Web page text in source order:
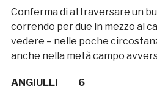
Conferma di attraversare un
correndo per due in mezzo al
vedere – nelle poche
anche nella metà campo
ANGIULLI 6